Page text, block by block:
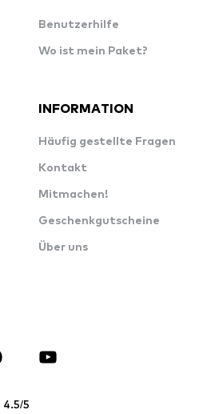
Benutzerhilfe
Wo ist mein Paket?
INFORMATION
Häufig gestellte Fragen
Kontakt
Mitmachen!
Geschenkgutscheine
Über uns
4.5/5